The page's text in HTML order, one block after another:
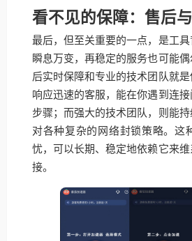
看不见的保障：售后
最后，但至关重要的一点，是工
瞬息万变，再稳定的服务也可能
后实时保障和专业的技术团队就
响应迅速的客服，能在你遇到连
步骤；而强大的技术团队，则能
对各种复杂的网络封锁策略。这
忧，可以长期、稳定地依赖它来
接。